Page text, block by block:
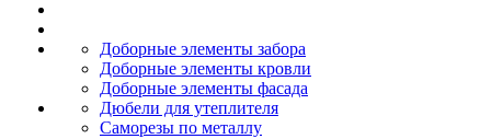
Доборные элементы забора
Доборные элементы кровли
Доборные элементы фасада
Дюбели для утеплителя
Саморезы по металлу